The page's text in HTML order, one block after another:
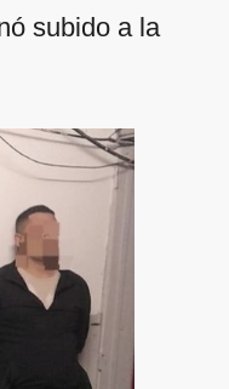
subido a la